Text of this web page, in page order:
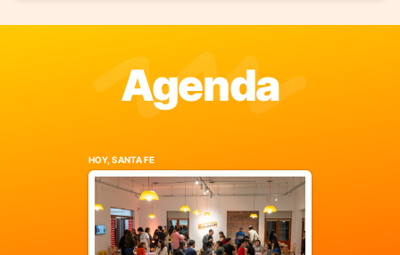
Agenda
HOY, SANTA FE